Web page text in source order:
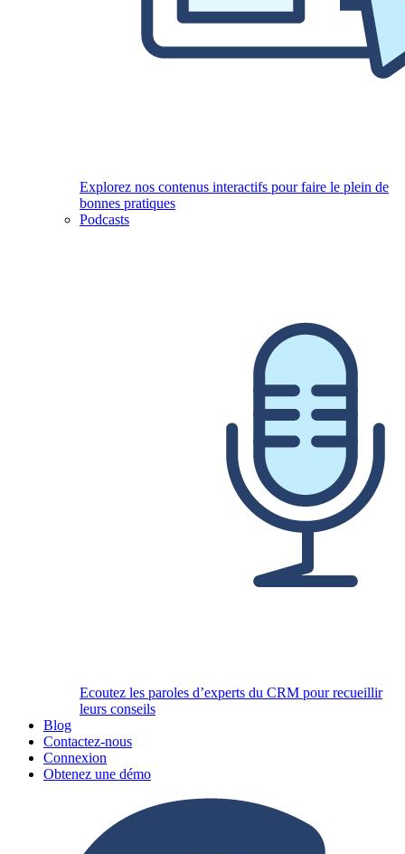
Explorez nos contenus interactifs pour faire le plein de
bonnes pratiques
Podcasts
Ecoutez les paroles d’experts du CRM pour recueillir
leurs conseils
Blog
Contactez-nous
Connexion
Obtenez une démo